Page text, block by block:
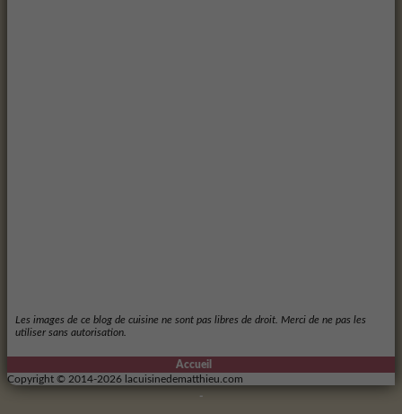
Les images de ce blog de cuisine ne sont pas libres de droit. Merci de ne pas les
utiliser sans autorisation.
Accueil
-
Copyright © 2014-2026 lacuisinedematthieu.com